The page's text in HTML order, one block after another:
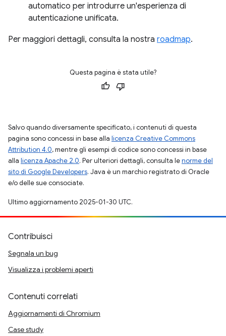
automatico per introdurre un'esperienza di
autenticazione unificata.
Per maggiori dettagli, consulta la nostra roadmap.
Questa pagina è stata utile?
Salvo quando diversamente specificato, i contenuti di questa
pagina sono concessi in base alla licenza Creative Commons
Attribution 4.0, mentre gli esempi di codice sono concessi in base
alla licenza Apache 2.0. Per ulteriori dettagli, consulta lenorme del
sito di Google Developers. Java è un marchio registrato di Oracle
e/o delle sue consociate.
Ultimo aggiornamento 2025-01-30 UTC.
Contribuisci
Segnala un bug
Visualizza i problemi aperti
Contenuti correlati
Aggiornamenti di Chromium
Case study